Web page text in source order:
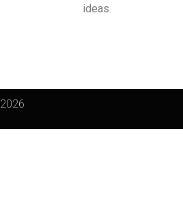
ideas.
2026